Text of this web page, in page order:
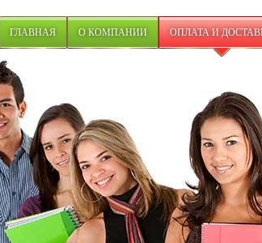
ГЛАВНАЯ О КОМПАНИИ ОПЛАТА И